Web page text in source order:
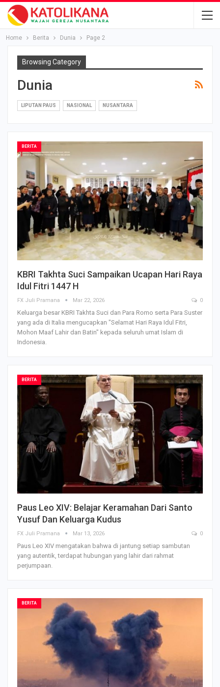
Home Berita Dunia Page 2
Browsing Category
Dunia
LIPUTAN PAUS NASIONAL NUSANTARA
BERITA
KBRI Takhta Suci Sampaikan Ucapan Hari Raya
Idul Fitri 1447 H
FX Juli Pramana Mar 22, 2026 0
Keluarga besar KBRI Takhta Suci dan Para Romo serta Para Suster
yang ada di Italia mengucapkan "Selamat Hari Raya Idul Fitri,
Mohon Maaf Lahir dan Batin" kepada seluruh umat Islam di
Indonesia.
BERITA
Paus Leo XIV: Belajar Keramahan Dari Santo
Yusuf Dan Keluarga Kudus
FX Juli Pramana Mar 13, 2026 0
Paus Leo XIV mengatakan bahwa di jantung setiap sambutan
yang autentik, terdapat hubungan yang lahir dari rahmat
perjumpaan.
BERITA